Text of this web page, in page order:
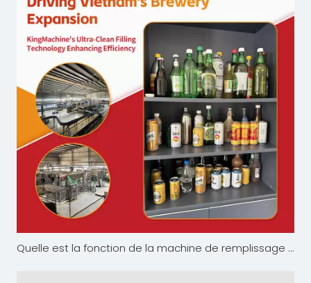
Quelle est la fonction de la machine de remplissage de bière ?